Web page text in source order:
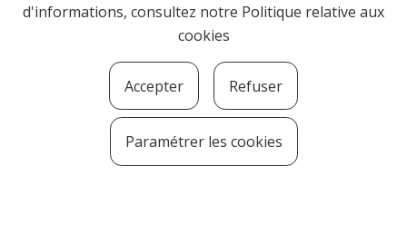
d'informations, consultez notre Politique relative aux
cookies
Accepter Refuser
Paramétrer les cookies